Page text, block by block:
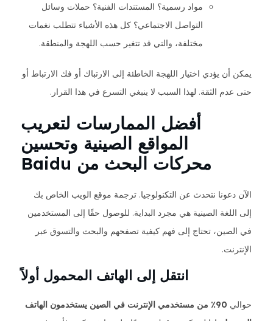
مواد رسمية؟ المستندات الفنية؟ حملات وسائل
التواصل الاجتماعي؟ كل هذه الأشياء تتطلب نغمات
مختلفة، والتي قد تتغير حسب اللهجة والمنطقة.
يمكن أن يؤدي اختيار اللهجة الخاطئة إلى الارتباك أو فك الارتباط أو
حتى عدم الثقة. لهذا السبب لا ينبغي التسرع في هذا القرار.
أفضل الممارسات لتعريب
المواقع الصينية وتحسين
محركات البحث من Baidu
الآن دعونا نتحدث عن التكنولوجيا. ترجمة موقع الويب الخاص بك
إلى اللغة الصينية هي مجرد البداية. للوصول حقًا إلى المستخدمين
في الصين، تحتاج إلى فهم كيفية تصفحهم والبحث والتسوق عبر
الإنترنت.
انتقل إلى الهاتف المحمول أولاً
حوالي
90٪ من مستخدمي الإنترنت في الصين يستخدمون الهاتف